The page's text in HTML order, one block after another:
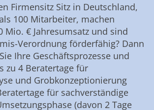
Firmensitz Sitz in Deutschland,
100 Mitarbeiter, machen
Mio. € Jahresumsatz und sind
Verordnung förderfähig? Dann
Ihre Geschäftsprozesse und
zu 4 Beratertage für
und Grobkonzeptionierung
für sachverständige
(davon 2 Tage